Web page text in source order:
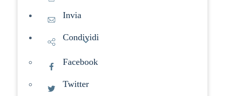
Invia
Condividi
Facebook
Twitter